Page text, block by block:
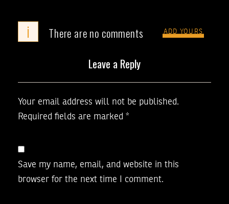
i There are no comments ADD YOURS
Leave a Reply
Your email address will not be published.
Required fields are marked *
Save my name, email, and website in this
browser for the next time I comment.